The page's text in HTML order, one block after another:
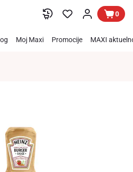
0
Moj Maxi Promocije MAXI